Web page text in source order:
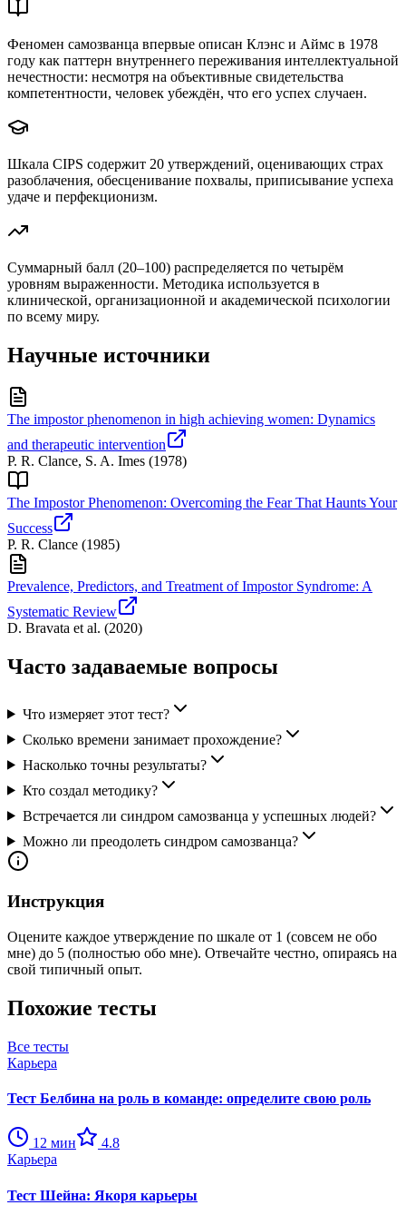
Феномен самозванца впервые описан Клэнс и Аймс в 1978
году как паттерн внутреннего переживания интеллектуальной
нечестности: несмотря на объективные свидетельства
компетентности, человек убеждён, что его успех случаен.
Шкала CIPS содержит 20 утверждений, оценивающих страх
разоблачения, обесценивание похвалы, приписывание успеха
удаче и перфекционизм.
Суммарный балл (20–100) распределяется по четырём
уровням выраженности. Методика используется в
клинической, организационной и академической психологии
по всему миру.
Научные источники
The impostor phenomenon in high achieving women: Dynamics
and therapeutic intervention
P. R. Clance, S. A. Imes (1978)
The Impostor Phenomenon: Overcoming the Fear That Haunts Your
Success
P. R. Clance (1985)
Prevalence, Predictors, and Treatment of Impostor Syndrome: A
Systematic Review
D. Bravata et al. (2020)
Часто задаваемые вопросы
Что измеряет этот тест?
Сколько времени занимает прохождение?
Насколько точны результаты?
Кто создал методику?
Встречается ли синдром самозванца у успешных людей?
Можно ли преодолеть синдром самозванца?
Инструкция
Оцените каждое утверждение по шкале от 1 (совсем не обо
мне) до 5 (полностью обо мне). Отвечайте честно, опираясь на
свой типичный опыт.
Похожие тесты
Все тесты
Карьера
Тест Белбина на роль в команде: определите свою роль
12 мин
4.8
Карьера
Тест Шейна: Якоря карьеры